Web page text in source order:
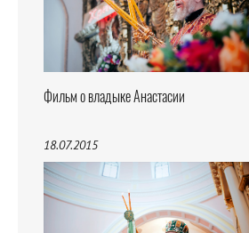
Фильм о владыке Анастасии
18.07.2015